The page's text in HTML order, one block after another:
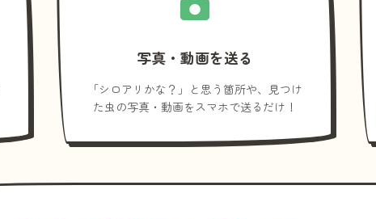
写真・動画を送る
「シロアリかな？」と思う箇所や、見つけ
た虫の写真・動画をスマホで送るだけ！